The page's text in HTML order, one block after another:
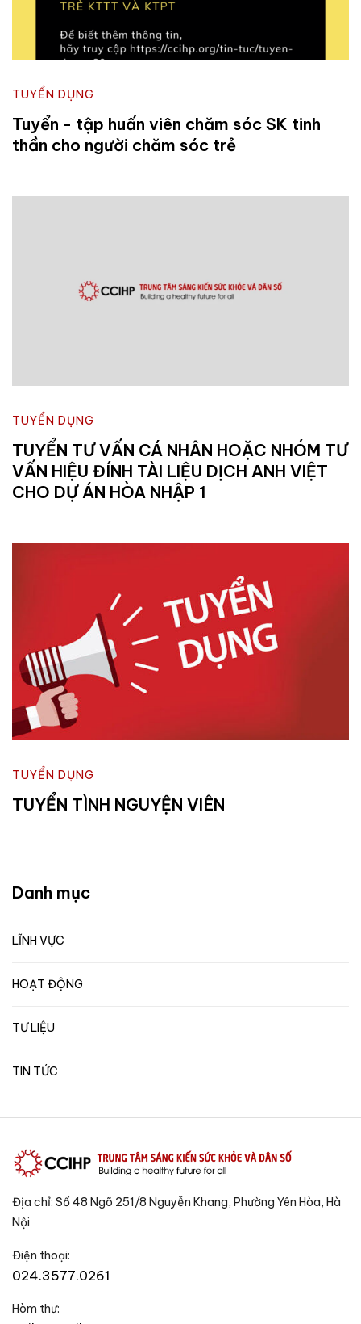
TUYỂN DỤNG
Tuyển - tập huấn viên chăm sóc SK tinh
thần cho người chăm sóc trẻ
TUYỂN DỤNG
TUYỂN TƯ VẤN CÁ NHÂN HOẶC NHÓM TƯ
VẤN HIỆU ĐÍNH TÀI LIỆU DỊCH ANH VIỆT
CHO DỰ ÁN HÒA NHẬP 1
TUYỂN DỤNG
TUYỂN TÌNH NGUYỆN VIÊN
Danh mục
LĨNH VỰC
HOẠT ĐỘNG
TƯ LIỆU
TIN TỨC
Địa chỉ: Số 48 Ngõ 251/8 Nguyễn Khang, Phường Yên Hòa, Hà
Nội
Điện thoại:
024.3577.0261
Hòm thư: